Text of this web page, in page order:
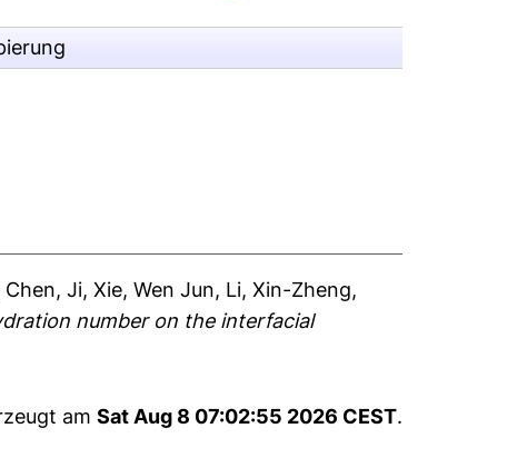
Chen, Ji,Xie, Wen Jun, Li, Xin-Zheng,
number on the interfacial
am Sat Aug 8 07:02:55 2026 CEST.